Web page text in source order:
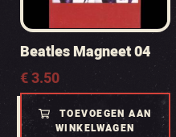
Beatles Magneet 04
€3.50
TOEVOEGEN AAN
WINKELWAGEN